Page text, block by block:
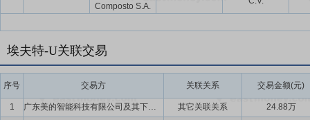
Composto S.A.
埃夫特-U关联交易
序号 交易方 关联关系 交易金额(元)
1 广东美的智能科技有限公司及其下属企业 其它关联关系
24.88万